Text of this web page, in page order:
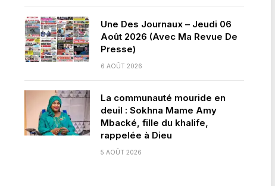
Une Des Journaux – Jeudi 06
Août 2026 (Avec Ma Revue De
Presse)
6 AOÛT 2026
La communauté mouride en
deuil : Sokhna Mame Amy
Mbacké, fille du khalife,
rappelée à Dieu
5 AOÛT 2026